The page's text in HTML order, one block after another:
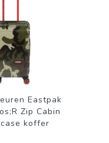
Eastpak
Zip Cabin
koffer